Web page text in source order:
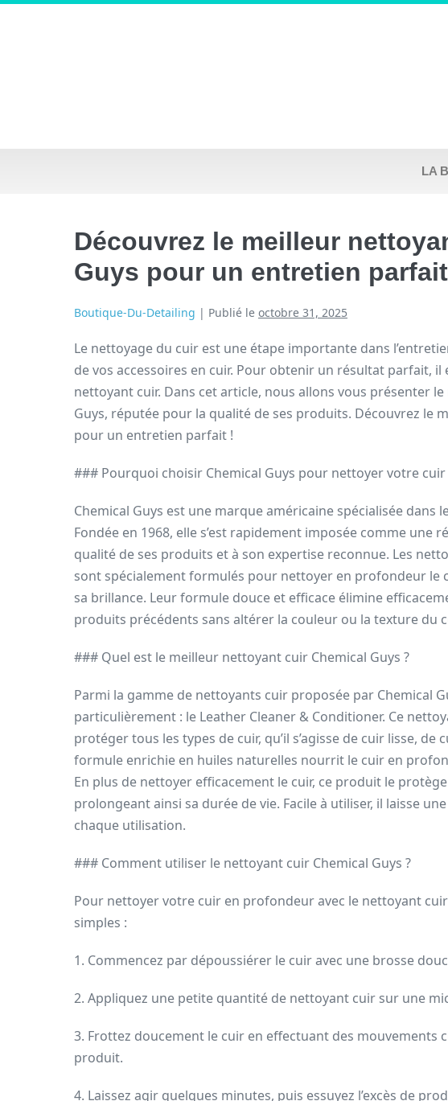
LA
Découvrez le meilleur
Guys pour un entretien
Boutique-Du-Detailing | Publié le octobre 31, 2025
Le nettoyage du cuir est une étape importante dans
de vos accessoires en cuir. Pour obtenir un résultat parfait,
nettoyant cuir. Dans cet article, nous allons vous présenter
Guys, réputée pour la qualité de ses produits. Découvrez le
pour un entretien parfait !
### Pourquoi choisir Chemical Guys pour nettoyer votre cuir
Chemical Guys est une marque américaine spécialisée dans
Fondée en 1968, elle s’est rapidement imposée comme une
qualité de ses produits et à son expertise reconnue. Les
sont spécialement formulés pour nettoyer en profondeur le
sa brillance. Leur formule douce et efficace élimine
produits précédents sans altérer la couleur ou la texture du
### Quel est le meilleur nettoyant cuir Chemical Guys ?
Parmi la gamme de nettoyants cuir proposée par Chemical
particulièrement : le Leather Cleaner & Conditioner. Ce
protéger tous les types de cuir, qu’il s’agisse de cuir lisse,
formule enrichie en huiles naturelles nourrit le cuir en
En plus de nettoyer efficacement le cuir, ce produit le
prolongeant ainsi sa durée de vie. Facile à utiliser, il laisse
chaque utilisation.
### Comment utiliser le nettoyant cuir Chemical Guys ?
Pour nettoyer votre cuir en profondeur avec le nettoyant cuir
simples :
1. Commencez par dépoussiérer le cuir avec une brosse
2. Appliquez une petite quantité de nettoyant cuir sur une
3. Frottez doucement le cuir en effectuant des mouvements
produit.
4. Laissez agir quelques minutes, puis essuyez l’excès de